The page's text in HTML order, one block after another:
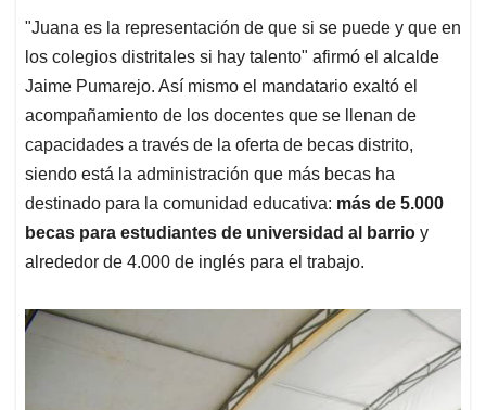
"Juana es la representación de que si se puede y que en
los colegios distritales si hay talento" afirmó el alcalde
Jaime Pumarejo. Así mismo el mandatario exaltó el
acompañamiento de los docentes que se llenan de
capacidades a través de la oferta de becas distrito,
siendo está la administración que más becas ha
destinado para la comunidad educativa: más de 5.000
becas para estudiantes de universidad al barrio y
alrededor de 4.000 de inglés para el trabajo.